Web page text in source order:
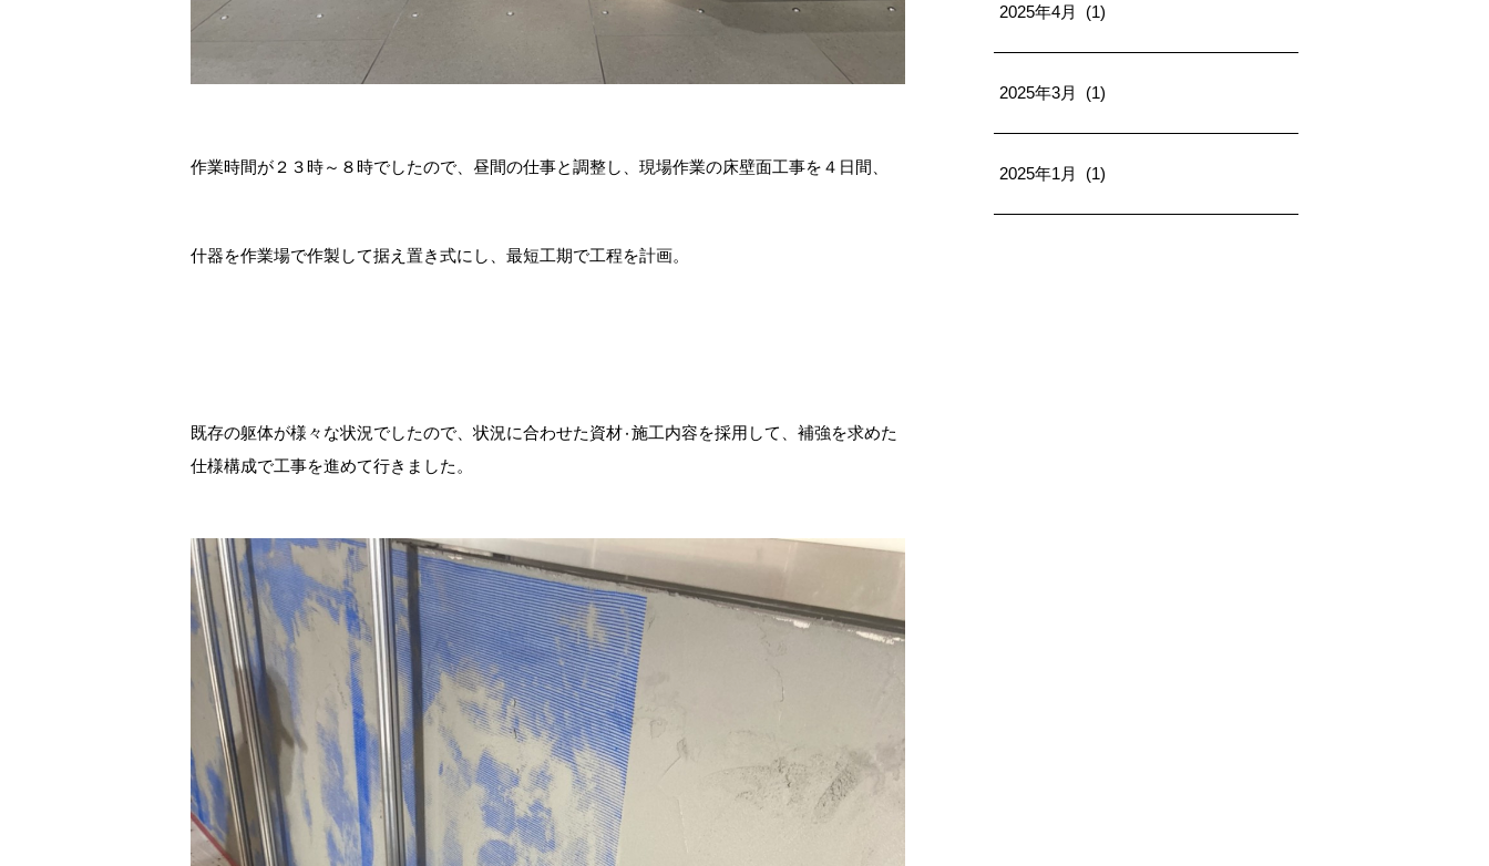
作業時間が２３時～８時でしたので、昼間の仕事と調整し、現場作業の床壁面工事を４日間、
什器を作業場で作製して据え置き式にし、最短工期で工程を計画。
既存の躯体が様々な状況でしたので、状況に合わせた資材٠施工内容を採用して、補強を求めた
仕様構成で工事を進めて行きました。
2025年4月 (1)
2025年3月 (1)
2025年1月 (1)